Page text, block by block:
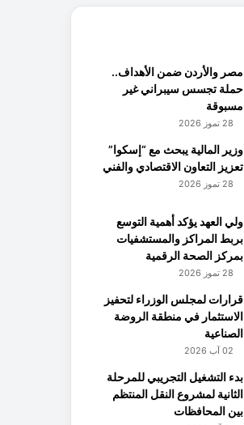
مصر والأردن ضمن الأهداف..
حملة تجسس سيبراني غير
مسبوقة
28 تموز 2026
وزير المالية يبحث مع “إسكوا”
تعزيز التعاون الاقتصادي والفني
28 تموز 2026
ولي العهد يؤكد أهمية التوسع
بربط المراكز والمستشفيات
بمركز الصحة الرقمية
28 تموز 2026
قرارات لمجلس الوزراء لتحفيز
الاستثمار في منطقة الروضة
الصناعية
02 آب 2026
بدء التشغيل التجريبي للمرحلة
الثانية لمشروع النقل المنتظم
بين المحافظات